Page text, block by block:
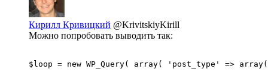
Кирилл Кривицкий @KrivitskiyKirill
Можно попробовать выводить так:
$loop = new WP_Query( array( 'post_type' =>